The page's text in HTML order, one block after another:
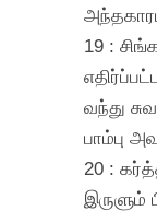
19 :
வந்து
பாம்பு
20 :
இருளும்